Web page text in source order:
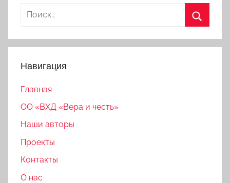
Найти:
Навигация
Главная
ОО «ВХД «Вера и честь»
Наши авторы
Проекты
Контакты
О нас